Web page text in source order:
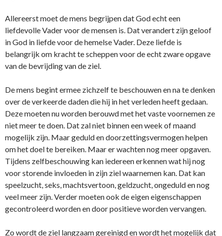
Allereerst moet de mens begrijpen dat God echt een
liefdevolle Vader voor de mensen is. Dat verandert zijn geloof
in God in liefde voor de hemelse Vader. Deze liefde is
belangrijk om kracht te scheppen voor de echt zware opgave
van de bevrijding van de ziel.
De mens begint ermee zichzelf te beschouwen en na te denken
over de verkeerde daden die hij in het verleden heeft gedaan.
Deze moeten nu worden berouwd met het vaste voornemen ze
niet meer te doen. Dat zal niet binnen een week of maand
mogelijk zijn. Maar geduld en doorzettingsvermogen helpen
om het doel te bereiken. Maar er wachten nog meer opgaven.
Tijdens zelfbeschouwing kan iedereen erkennen wat hij nog
voor storende invloeden in zijn ziel waarnemen kan. Dat kan
speelzucht, seks, machtsvertoon, geldzucht, ongeduld en nog
veel meer zijn. Verder moeten ook de eigen eigenschappen
gecontroleerd worden en door positieve worden vervangen.
Zo wordt de ziel langzaam gereinigd en wordt het mogelijk dat